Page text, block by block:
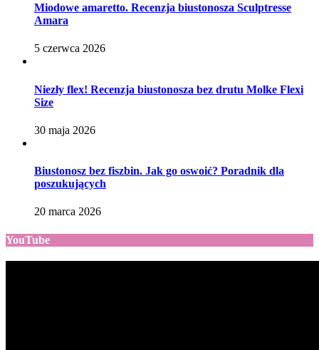
Miodowe amaretto. Recenzja biustonosza Sculptresse
Amara
5 czerwca 2026
Niezły flex! Recenzja biustonosza bez drutu Molke Flexi
Size
30 maja 2026
Biustonosz bez fiszbin. Jak go oswoić? Poradnik dla
poszukujących
20 marca 2026
YouTube